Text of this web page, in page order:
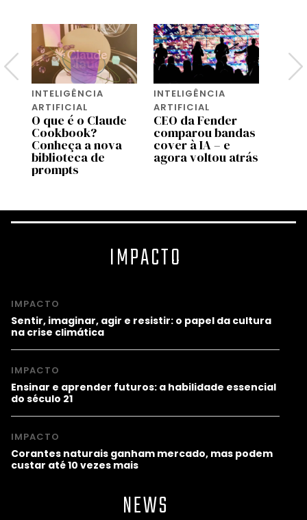
INTELIGÊNCIA
ARTIFICIAL
O que é o Claude
Cookbook?
Conheça a nova
biblioteca de
prompts
INTELIGÊNCIA
ARTIFICIAL
CEO da Fender
comparou bandas
cover à IA – e
agora voltou atrás
IMPACTO
IMPACTO
Sentir, imaginar, agir e resistir: o papel da cultura
na crise climática
IMPACTO
Ensinar e aprender futuros: a habilidade essencial
do século 21
IMPACTO
Corantes naturais ganham mercado, mas podem
custar até 10 vezes mais
NEWS